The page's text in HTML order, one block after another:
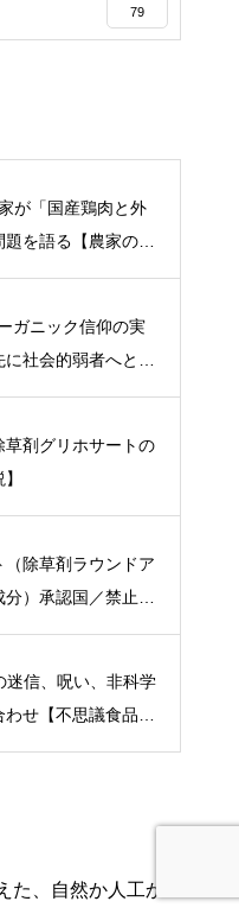
79
が「国産鶏肉と外
を語る【農家の本
）を語る】
ガニック信仰の実
社会的弱者へと向
ガニック問題研究会
草剤グリホサートの
（除草剤ラウンドア
）承認国／禁止国
迷信、呪い、非科学
せ【不思議食品・
た、自然か人工か